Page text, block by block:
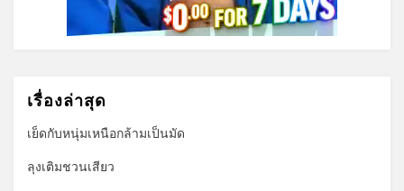
เรื่องล่าสุด
เย็ดกับหนุ่มเหนือกล้ามเป็นมัด
ลุงเติมชวนเสียว